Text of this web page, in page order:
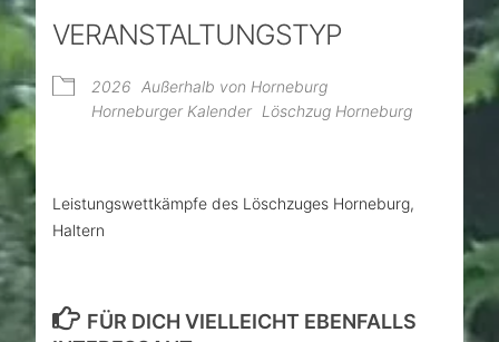
VERANSTALTUNGSTYP
2026 Außerhalb von Horneburg
Horneburger Kalender Löschzug Horneburg
Leistungswettkämpfe des Löschzuges Horneburg,
Haltern
FÜR DICH VIELLEICHT EBENFALLS